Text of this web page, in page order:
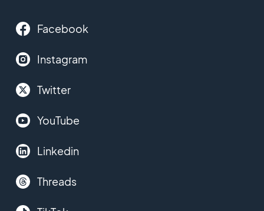
Facebook
Instagram
Twitter
YouTube
Linkedin
Threads